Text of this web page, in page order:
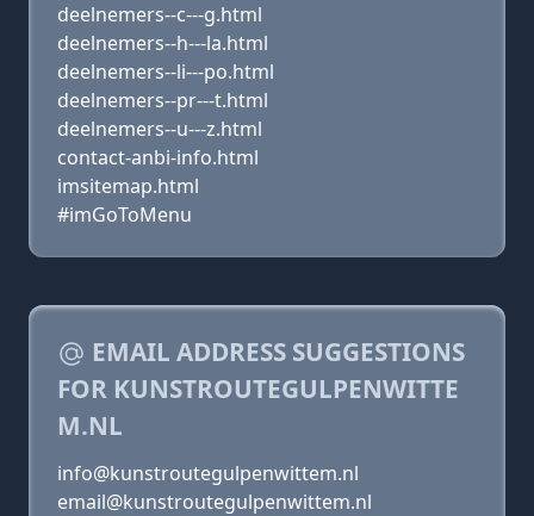
deelnemers--c---g.html
deelnemers--h---la.html
deelnemers--li---po.html
deelnemers--pr---t.html
deelnemers--u---z.html
contact-anbi-info.html
imsitemap.html
#imGoToMenu
EMAIL ADDRESS SUGGESTIONS
FOR KUNSTROUTEGULPENWITTE
M.NL
info@kunstroutegulpenwittem.nl
email@kunstroutegulpenwittem.nl